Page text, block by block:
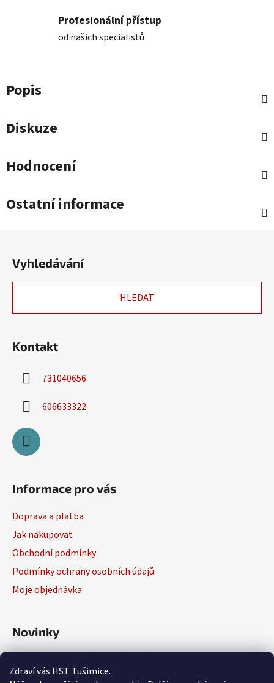
Zdraví vás HST Tušimice.
Profesionální přístup
od našich specialistů
Popis
Diskuze
Hodnocení
Ostatní informace
Vyhledávání
HLEDAT
Kontakt
731040656
606633322
Informace pro vás
Doprava a platba
Jak nakupovat
Obchodní podmínky
Podmínky ochrany osobních údajů
Moje objednávka
Novinky
Výběr elektrického nářadí
29.1.2026